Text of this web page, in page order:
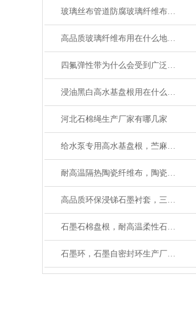
玻璃丝布管道防腐玻璃纤维布规格型号齐全
高品质玻璃纤维布用在什么地方合适
四氟弹性带为什么会受到广泛的欢迎呢
浸油黑白高水基盘根用在什么机械上好
河北石棉绳生产厂家有哪几家
给水泵专用高水基盘根，苎麻盘根使用温度
耐高温隔热陶瓷纤维布，陶瓷布使用温度
高品质环保浸锑石墨衬套，三拼环制造厂家
石墨石棉盘根，耐高温柔性石墨盘根如何使用
石墨环，石墨自密封环生产厂家有大量磨具